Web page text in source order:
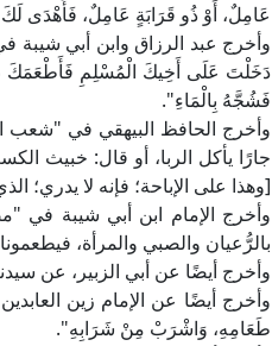
عَامِلٌ، أَوْ ذُو قَرَابَةٍ عَامِلٌ، فَأَهْدَى
وأخرج عبد الرزاق وابن أبي
دَخَلْتَ عَلَى أَخِيكَ الْمُسْلِمِ فَأَطْعَمَكَ
فَشُجَّهُ بِالْمَاءِ".
وأخرج الحافظ البيهقي في "شعب
جارًا يأكل الربا، أو قال: خبيث
[وهذا على الإباحة؛ فإنه لا يدري؛
وأخرج الإمام ابن أبي شيبة في
بالرُّعيان والصبي والمرأة،
وأخرج أيضًا عن أبي الزبير، عن
وأخرج أيضًا عن الإمام زين
طَعَامِهِ، وَاشْرَبْ مِنْ شَرَابِهِ".